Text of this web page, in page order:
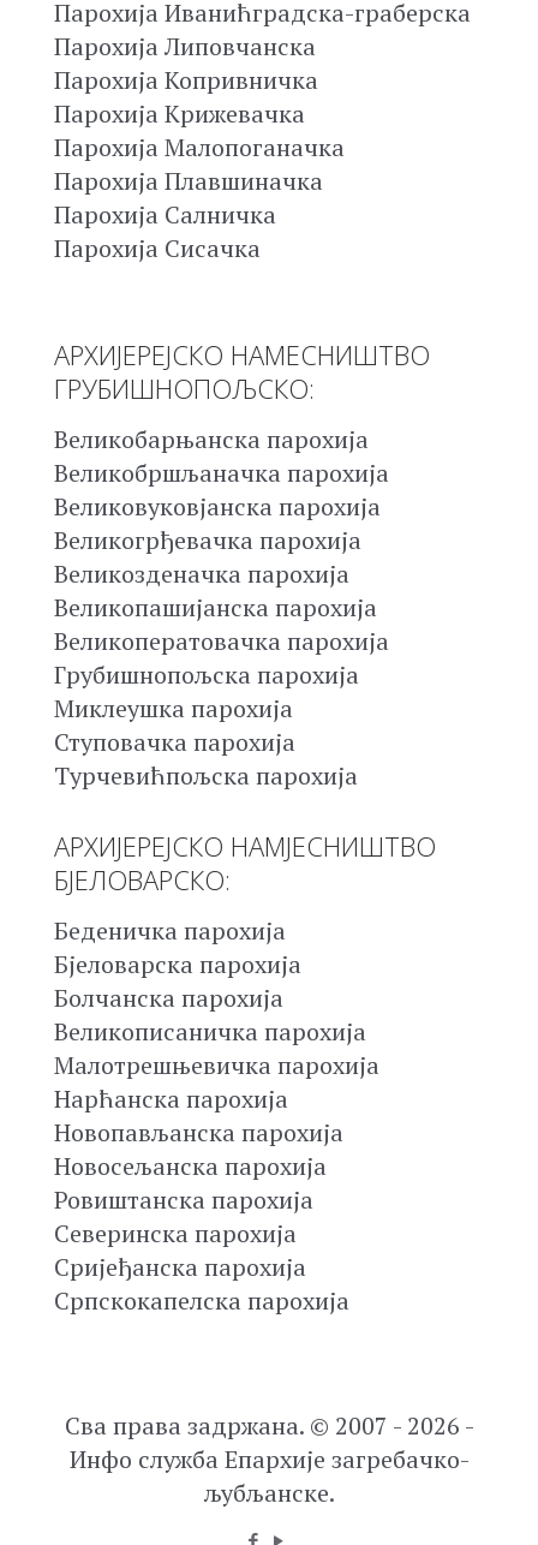
Парохија Иванићградска-граберска
Парохија Липовчанска
Парохија Копривничка
Парохија Крижевачка
Парохија Малопоганачка
Парохија Плавшиначка
Парохија Салничка
Парохија Сисачка
АРХИЈЕРЕЈСКО НАМЕСНИШТВО
ГРУБИШНОПОЉСКО:
Великобарњанска парохија
Великобршљаначка парохија
Великовуковјанска парохија
Великогрђевачка парохија
Великозденачка парохија
Великопашијанска парохија
Великоператовачка парохија
Грубишнопољска парохија
Миклеушка парохија
Ступовачка парохија
Турчевићпољска парохија
АРХИЈЕРЕЈСКО НАМЈЕСНИШТВО
БЈЕЛОВАРСКО:
Беденичка парохија
Бјеловарска парохија
Болчанска парохија
Великописаничка парохија
Малотрешњевичка парохија
Нарћанска парохија
Новопављанска парохија
Новосељанска парохија
Ровиштанска парохија
Северинска парохија
Сријеђанска парохија
Српскокапелска парохија
Сва права задржана. © 2007 - 2026 -
Инфо служба Епархије загребачко-
љубљанске.